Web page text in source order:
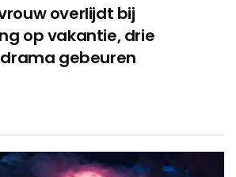
overlijdt bij
op vakantie, drie
gebeuren